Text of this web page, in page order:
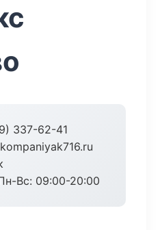
337-62-41
Вс: 09:00-20:00